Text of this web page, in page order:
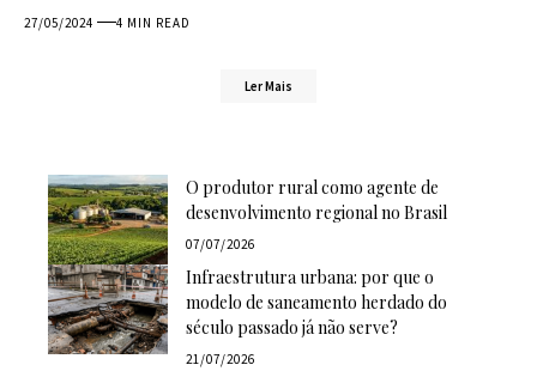
27/05/2024 4 MIN READ
Ler Mais
O produtor rural como agente de
desenvolvimento regional no Brasil
07/07/2026
Infraestrutura urbana: por que o
modelo de saneamento herdado do
século passado já não serve?
21/07/2026